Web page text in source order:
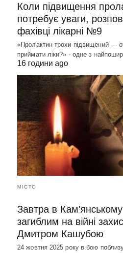
Коли підвищення
потребує уваги,
фахівці лікарні №9
«Пролактин трохи підвищений —
приймати ліки?» - одне з
16 години ago
МІСТО
Завтра в
загиблим на війні
Дмитром Кашубою
24 жовтня 2025 року в бою